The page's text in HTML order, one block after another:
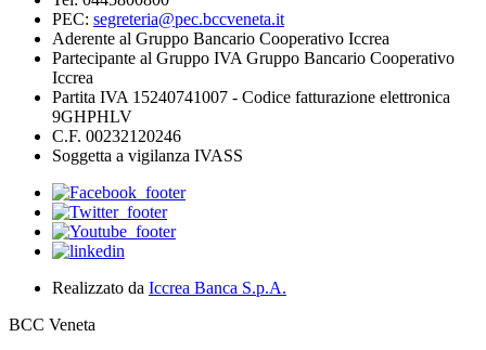
PEC: segreteria@pec.bccveneta.it
Aderente al Gruppo Bancario Cooperativo Iccrea
Partecipante al Gruppo IVA Gruppo Bancario Cooperativo
Iccrea
Partita IVA 15240741007 - Codice fatturazione elettronica
9GHPHLV
C.F. 00232120246
Soggetta a vigilanza IVASS
Realizzato da Iccrea Banca S.p.A.
BCC Veneta